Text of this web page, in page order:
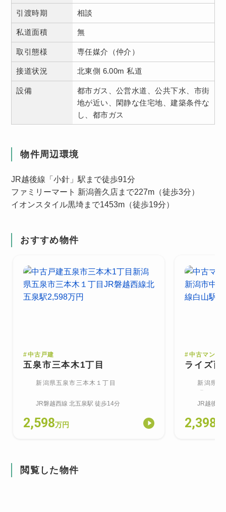
引渡時期 相談
私道面積 無
取引態様 専任媒介（仲介）
接道状況 北東側 6.00m 私道
設備
都市ガス、公営水道、公共下水、市街
地が近い、閑静な住宅地、建築条件な
し、都市ガス
物件周辺環境
JR越後線「小針」駅まで徒歩91分
ファミリーマート 新潟善久店まで227m（徒歩3分）
イオンスタイル黒埼まで1453m（徒歩19分）
おすすめ物件
#中古戸建
五泉市三本木1丁目
新潟県五泉市三本木１丁目
JR磐越西線北五泉駅 徒歩14分
2,598万円
#中古マンシ
ライズ西
新潟県新
町
JR越後線
2,398
閲覧した物件